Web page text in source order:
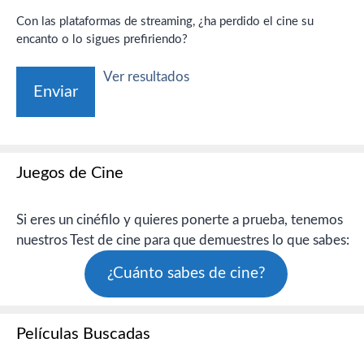
Con las plataformas de streaming, ¿ha perdido el cine su
encanto o lo sigues prefiriendo?
Ver resultados
Juegos de Cine
Si eres un cinéfilo y quieres ponerte a prueba, tenemos
nuestros Test de cine para que demuestres lo que sabes:
¿Cuánto sabes de cine?
Películas Buscadas